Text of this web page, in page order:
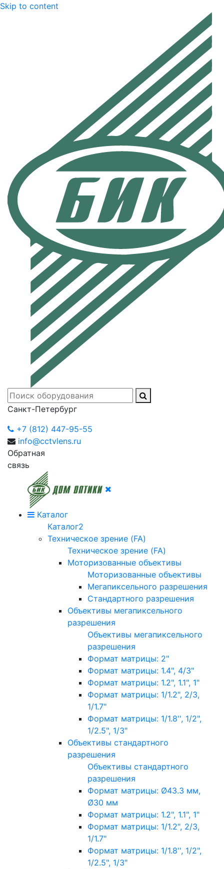
Skip to content
Санкт-Петербург
+7 (812) 447-95-55
info@cctvlens.ru
Обратная
связь
Каталог
Каталог2
Техническое зрение (FA)
Техническое зрение (FA)
Моторизованные объективы
Моторизованные объективы
Мегапиксельного разрешения
Стандартного разрешения
Объективы мегапиксельного
разрешения
Объективы мегапиксельного
разрешения
Формат матрицы: 2"
Формат матрицы: 1.4", 4/3"
Формат матрицы: 1.2", 1.1", 1"
Формат матрицы: 1/1.2", 2/3,
1/1.7"
Формат матрицы: 1/1.8'', 1/2",
1/2.5", 1/3"
Объективы стандартного
разрешения
Объективы стандартного
разрешения
Формат матрицы: Ø43.3 мм,
Ø30 мм
Формат матрицы: 1.2", 1.1", 1"
Формат матрицы: 1/1.2", 2/3,
1/1.7"
Формат матрицы: 1/1.8'', 1/2",
1/2.5", 1/3"